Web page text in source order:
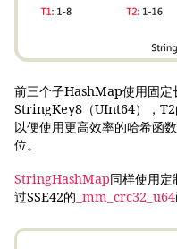
前三个子HashMap使用固
StringKey8（UInt64），
以便使用更高效率的哈希函
位。
StringHashMap同样使用定
过SSE42的 _mm_crc32_u64